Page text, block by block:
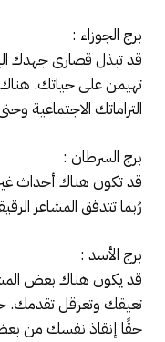
برج الجوزاء :
قد تبذل قصارى جهدك
تهيمن على حياتك.
التزاماتك الاجتماعية
برج السرطان :
قد تكون هناك أحداث
رُبما تتدفق المشاعر
برج الأسد :
قد يكون هناك بعض
تعيقك وتعرقل تقدمك.
حقًا إنقاذ نفسك من